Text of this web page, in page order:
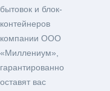
бытовок и блок-
контейнеров
компании ООО
«Миллениум»,
гарантированно
оставят вас